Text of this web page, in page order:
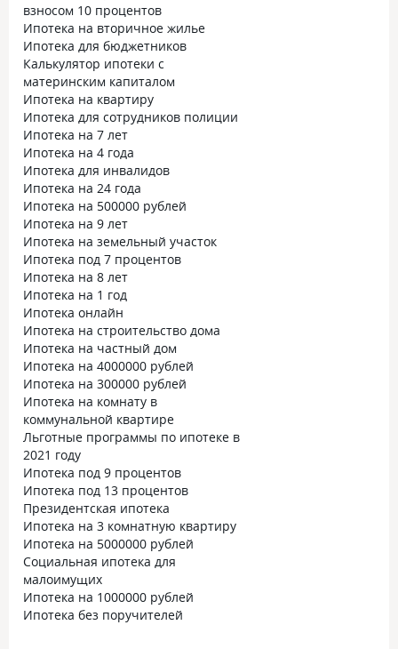
взносом 10 процентов
Ипотека на вторичное жилье
Ипотека для бюджетников
Калькулятор ипотеки с
материнским капиталом
Ипотека на квартиру
Ипотека для сотрудников полиции
Ипотека на 7 лет
Ипотека на 4 года
Ипотека для инвалидов
Ипотека на 24 года
Ипотека на 500000 рублей
Ипотека на 9 лет
Ипотека на земельный участок
Ипотека под 7 процентов
Ипотека на 8 лет
Ипотека на 1 год
Ипотека онлайн
Ипотека на строительство дома
Ипотека на частный дом
Ипотека на 4000000 рублей
Ипотека на 300000 рублей
Ипотека на комнату в
коммунальной квартире
Льготные программы по ипотеке в
2021 году
Ипотека под 9 процентов
Ипотека под 13 процентов
Президентская ипотека
Ипотека на 3 комнатную квартиру
Ипотека на 5000000 рублей
Социальная ипотека для
малоимущих
Ипотека на 1000000 рублей
Ипотека без поручителей